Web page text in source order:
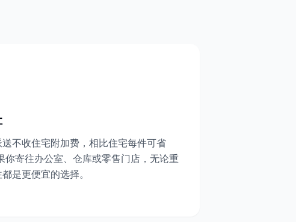
不收住宅附加费，相比住宅每件可省
寄往办公室、仓库或零售门店，无论重
是更便宜的选择。